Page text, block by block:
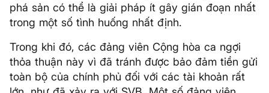
phá sản có thể là giải pháp ít gây gián đoạn nhất
trong một số tình huống nhất định.
Trong khi đó, các đảng viên Cộng hòa ca ngợi
thỏa thuận này vì đã tránh được bảo đảm tiền gửi
toàn bộ của chính phủ đối với các tài khoản rất